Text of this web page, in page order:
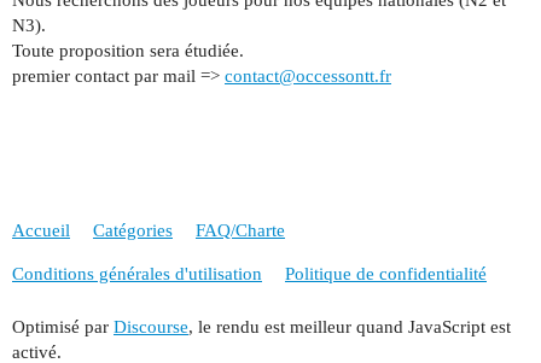
N3).
Toute proposition sera étudiée.
premier contact par mail => contact@occessontt.fr
Accueil Catégories FAQ/Charte
Conditions générales d'utilisation Politique de confidentialité
Optimisé par Discourse, le rendu est meilleur quand JavaScript est
activé.